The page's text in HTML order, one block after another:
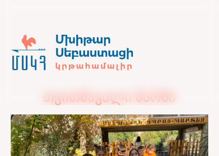
თვითმავალი მარში